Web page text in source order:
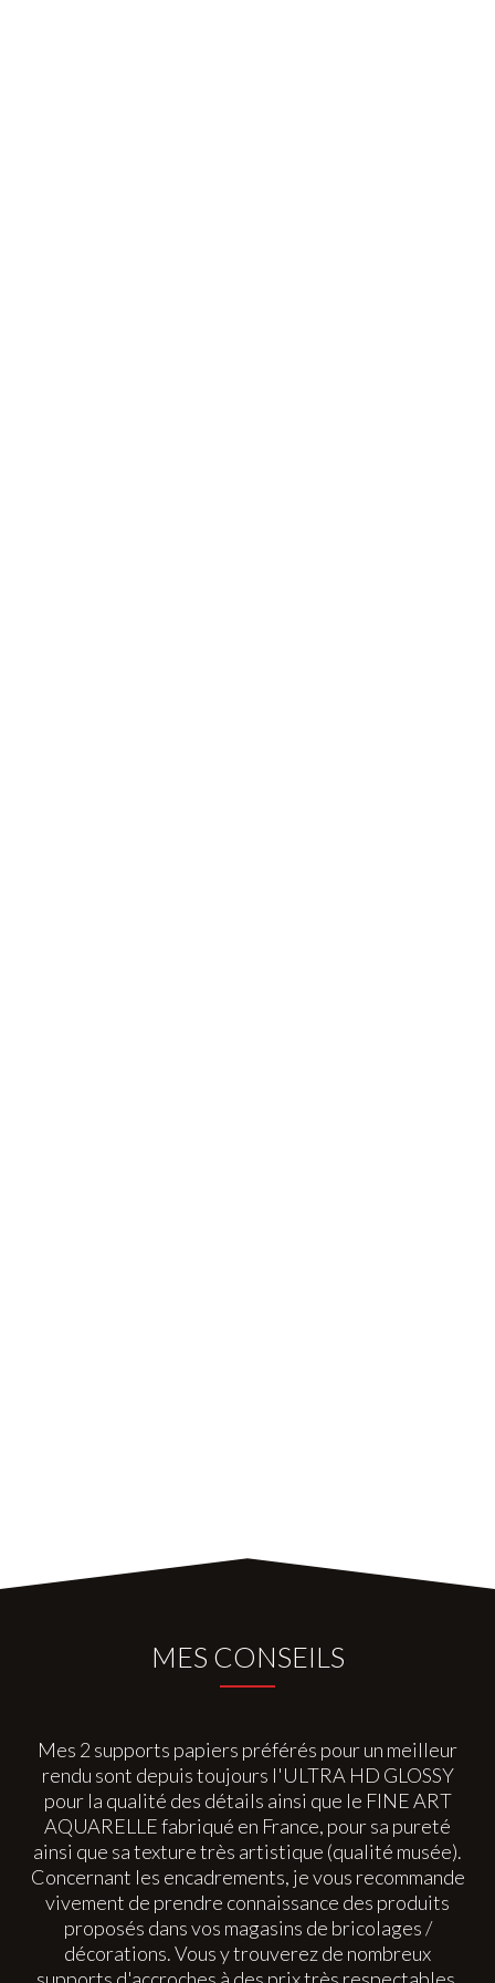
MES CONSEILS
Mes 2 supports papiers préférés pour un meilleur
rendu sont depuis toujours l'ULTRA HD GLOSSY
pour la qualité des détails ainsi que le FINE ART
AQUARELLE fabriqué en France, pour sa pureté
ainsi que sa texture très artistique (qualité musée).
Concernant les encadrements, je vous recommande
vivement de prendre connaissance des produits
proposés dans vos magasins de bricolages /
décorations. Vous y trouverez de nombreux